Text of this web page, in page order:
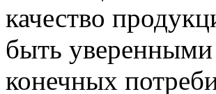
качество
быть уверенными
конечных